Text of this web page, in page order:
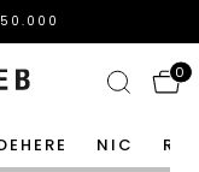
0
NIC